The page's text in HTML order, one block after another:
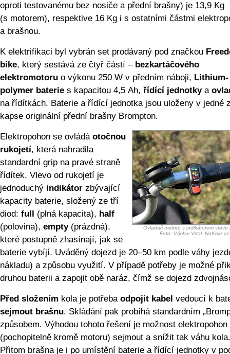
oproti testovanému bez nosiče a přední brašny) je 13,9 Kg
(s motorem), respektive 16 Kg i s ostatními částmi
a brašnou.
K elektrifikaci byl vybrán set prodávaný pod značkou
bike, který sestává ze čtyř částí – bezkartáčového
elektromotoru o výkonu 250 W v předním náboji, Lithium-
polymer baterie s kapacitou 4,5 Ah, řídící jednotkya
na řídítkách. Baterie a řídící jednotka jsou uloženy v jedné
kapse originální přední brašny Brompton.
Ovladač motoru s indikátorem stavu
Foto: Václav Vrtal, NaKole.cz
Elektropohon se ovládáotočnou
rukojetí, která nahradila
standardní grip na pravé straně
řídítek. Vlevo od rukojetí je
jednoduchý indikátor zbývající
kapacity baterie, složený ze tří
diod: full (plná kapacita), half
(polovina), empty(prázdná),
které postupně zhasínají, jak se
baterie vybíjí. Uváděný dojezd je 20–50 km podle váhy
nákladu) a způsobu využití. V případě potřeby je možné
druhou baterii a zapojit obě naráz, čímž se dojezd
Před složením kola je potřeba odpojit kabel vedoucí k
sejmout brašnu. Skládání pak probíhá standardním
způsobem. Výhodou tohoto řešení je možnost elektropohon
(pochopitelně kromě motoru) sejmout a snížit tak váhu kola.
Přitom brašna je i po umístění baterie a řídící jednotky v